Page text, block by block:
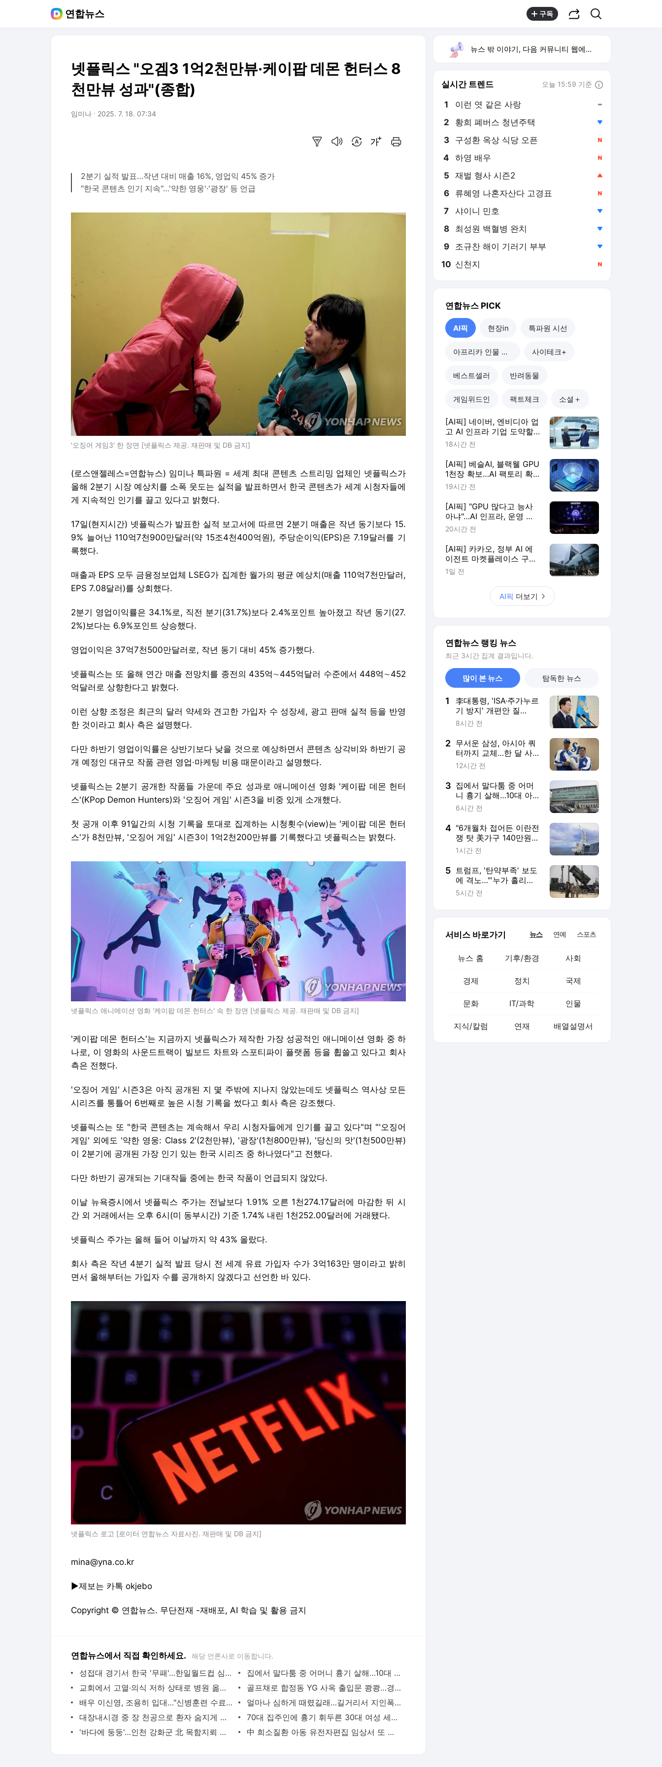
연합뉴스 구독
넷플릭스 "오겜3 1억2천만뷰·케이팝 데몬 헌터스 8
천만뷰 성과"(종합)
임미나 2025. 7. 18. 07:34
2분기 실적 발표…작년 대비 매출 16%, 영업익 45% 증가
"한국 콘텐츠 인기 지속"…'약한 영웅'·'광장' 등 언급
'오징어 게임3' 한 장면 [넷플릭스 제공. 재판매 및 DB 금지]
(로스앤젤레스=연합뉴스) 임미나 특파원 = 세계 최대 콘텐츠 스트리밍 업체인 넷플릭스가
올해 2분기 시장 예상치를 소폭 웃도는 실적을 발표하면서 한국 콘텐츠가 세계 시청자들에
게 지속적인 인기를 끌고 있다고 밝혔다.
17일(현지시간) 넷플릭스가 발표한 실적 보고서에 따르면 2분기 매출은 작년 동기보다 15.
9% 늘어난 110억7천900만달러(약 15조4천400억원), 주당순이익(EPS)은 7.19달러를 기
록했다.
매출과 EPS 모두 금융정보업체 LSEG가 집계한 월가의 평균 예상치(매출 110억7천만달러,
EPS 7.08달러)를 상회했다.
2분기 영업이익률은 34.1%로, 직전 분기(31.7%)보다 2.4%포인트 높아졌고 작년 동기(27.
2%)보다는 6.9%포인트 상승했다.
영업이익은 37억7천500만달러로, 작년 동기 대비 45% 증가했다.
넷플릭스는 또 올해 연간 매출 전망치를 종전의 435억∼445억달러 수준에서 448억∼452
억달러로 상향한다고 밝혔다.
이런 상향 조정은 최근의 달러 약세와 견고한 가입자 수 성장세, 광고 판매 실적 등을 반영
한 것이라고 회사 측은 설명했다.
다만 하반기 영업이익률은 상반기보다 낮을 것으로 예상하면서 콘텐츠 상각비와 하반기 공
개 예정인 대규모 작품 관련 영업·마케팅 비용 때문이라고 설명했다.
넷플릭스는 2분기 공개한 작품들 가운데 주요 성과로 애니메이션 영화 '케이팝 데몬 헌터
스'(KPop Demon Hunters)와 '오징어 게임' 시즌3을 비중 있게 소개했다.
첫 공개 이후 91일간의 시청 기록을 토대로 집계하는 시청횟수(view)는 '케이팝 데몬 헌터
스'가 8천만뷰, '오징어 게임' 시즌3이 1억2천200만뷰를 기록했다고 넷플릭스는 밝혔다.
넷플릭스 애니메이션 영화 '케이팝 데몬 헌터스' 속 한 장면 [넷플릭스 제공. 재판매 및 DB 금지]
'케이팝 데몬 헌터스'는 지금까지 넷플릭스가 제작한 가장 성공적인 애니메이션 영화 중 하
나로, 이 영화의 사운드트랙이 빌보드 차트와 스포티파이 플랫폼 등을 휩쓸고 있다고 회사
측은 전했다.
'오징어 게임' 시즌3은 아직 공개된 지 몇 주밖에 지나지 않았는데도 넷플릭스 역사상 모든
시리즈를 통틀어 6번째로 높은 시청 기록을 썼다고 회사 측은 강조했다.
넷플릭스는 또 "한국 콘텐츠는 계속해서 우리 시청자들에게 인기를 끌고 있다"며 "'오징어
게임' 외에도 '약한 영웅: Class 2'(2천만뷰), '광장'(1천800만뷰), '당신의 맛'(1천500만뷰)
이 2분기에 공개된 가장 인기 있는 한국 시리즈 중 하나였다"고 전했다.
다만 하반기 공개되는 기대작들 중에는 한국 작품이 언급되지 않았다.
이날 뉴욕증시에서 넷플릭스 주가는 전날보다 1.91% 오른 1천274.17달러에 마감한 뒤 시
간 외 거래에서는 오후 6시(미 동부시간) 기준 1.74% 내린 1천252.00달러에 거래됐다.
넷플릭스 주가는 올해 들어 이날까지 약 43% 올랐다.
회사 측은 작년 4분기 실적 발표 당시 전 세계 유료 가입자 수가 3억163만 명이라고 밝히
면서 올해부터는 가입자 수를 공개하지 않겠다고 선언한 바 있다.
넷플릭스 로고 [로이터 연합뉴스 자료사진. 재판매 및 DB 금지]
mina@yna.co.kr
▶제보는 카톡 okjebo
Copyright © 연합뉴스. 무단전재 -재배포, AI 학습 및 활용 금지
연합뉴스에서 직접 확인하세요. 해당 언론사로 이동합니다.
성접대 경기서 한국 '무패'…한일월드컵 심판매수설 재점화될 듯 | 연합뉴스
집에서 말다툼 중 어머니 흉기 살해…10대 아들 체포 | 연합뉴스
교회에서 고열·의식 저하 상태로 병원 옮겨진 어린이 사망 | 연합뉴스
골프채로 합정동 YG 사옥 출입문 쾅쾅…경찰, 20대 여성 체포 | 연합뉴스
배우 이신영, 조용히 입대…"신병훈련 수료, 군 생활 집중" | 연합뉴스
얼마나 심하게 때렸길래…길거리서 지인폭행 50대 살인미수 혐의 | 연합뉴스
대장내시경 중 장 천공으로 환자 숨지게 한 의사 2심도 집행유예 | 연합뉴스
70대 집주인에 흉기 휘두른 30대 여성 세입자 체포 | 연합뉴스
'바다에 둥둥'…인천 강화군 北 목함지뢰 주의보 | 연합뉴스
中 희소질환 아동 유전자편집 임상서 또 숨져…안전성 논란 확산 | 연합뉴스
뉴스 밖 이야기, 다음 커뮤니티 웹에서 보기
실시간 트렌드 오늘 15:59 기준
1 이런 엿 같은 사랑
2 황희 폐버스 청년주택
4 하영 배우
5 재벌 형사 시즌2
6 류혜영 나혼자산다 고경표
7 샤이니 민호
8 최성원 백혈병 완치
9 조규찬 해이 기러기 부부
10 신천지
연합뉴스 PICK
AI픽 현장in 특파원 시선
아프리카 인물 열전 사이테크+
베스트셀러 반려동물
게임위드인 팩트체크 소셜＋
[AI픽] 네이버, 엔비디아 업
고 AI 인프라 기업 도약할
까
18시간 전
[AI픽] 베슬AI, 블랙웰 GPU
1천장 확보…AI 팩토리 확
장
19시간 전
[AI픽] "GPU 많다고 능사
아냐"…AI 인프라, 운영 효
율이 판가름
20시간 전
[AI픽] 카카오, 정부 AI 에
이전트 마켓플레이스 구축
한다
1일 전
AI픽 더보기
연합뉴스 랭킹 뉴스
최근 3시간 집계 결과입니다.
많이 본 뉴스 탐독한 뉴스
1
李대통령, 'ISA·주가누르
기 방지' 개편안 질
타…"전면 재검토"
8시간 전
2 무서운 삼성, 아시아 쿼
터까지 교체…한 달 사
이 외인 3명 영입
12시간 전
3 집에서 말다툼 중 어머
니 흉기 살해…10대 아
들 체포
6시간 전
4 "6개월차 접어든 이란전
쟁 탓 美가구 140만원
추가 부담"
1시간 전
5 트럼프, '탄약부족' 보도
에 격노…"'누가 흘리나'
색출 지시"
5시간 전
서비스 바로가기 뉴스 연예 스포츠
뉴스 홈 기후/환경 사회
경제 정치 국제
문화 IT/과학 인물
지식/칼럼 연재 배열설명서